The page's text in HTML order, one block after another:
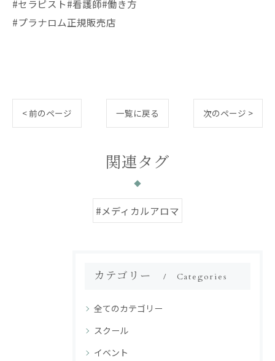
#セラピスト#看護師#働き方
#プラナロム正規販売店
< 前のページ 一覧に戻る 次のページ >
関連タグ
#メディカルアロマ
カテゴリー Categories
全てのカテゴリー
スクール
イベント